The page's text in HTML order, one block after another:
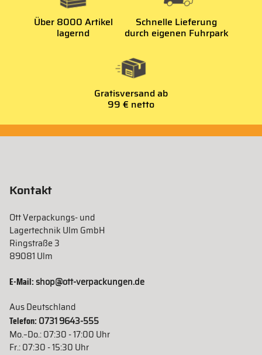
Über 8000 Artikel
lagernd
Schnelle Lieferung
durch eigenen Fuhrpark
Gratisversand ab
99 € netto
Kontakt
Ott Verpackungs- und
Lagertechnik Ulm GmbH
Ringstraße 3
89081 Ulm
E-Mail:shop@ott-verpackungen.de
Aus Deutschland
Telefon: 0731 9643-555
Mo.–Do.: 07:30 - 17:00 Uhr
Fr.: 07:30 - 15:30 Uhr